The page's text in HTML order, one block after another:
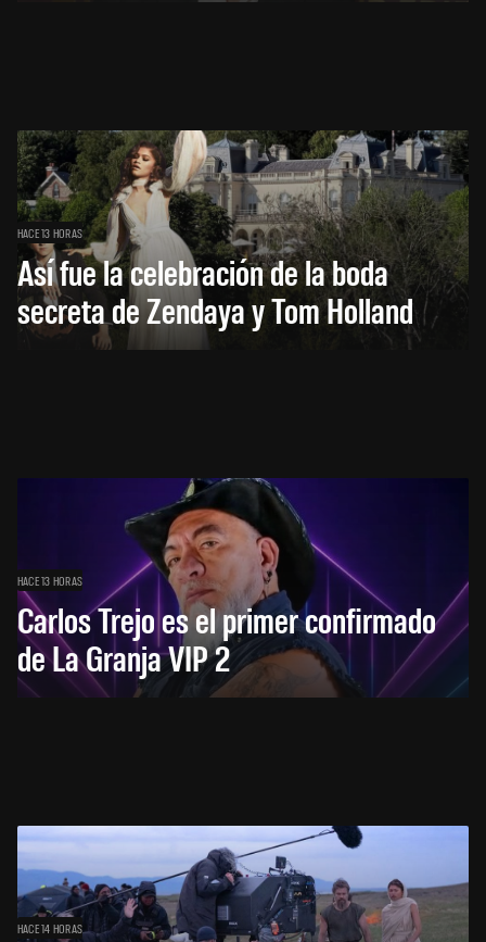
HACE 13 HORAS
Así fue la celebración de la boda
secreta de Zendaya y Tom Holland
HACE 13 HORAS
Carlos Trejo es el primer confirmado
de La Granja VIP 2
HACE 14 HORAS